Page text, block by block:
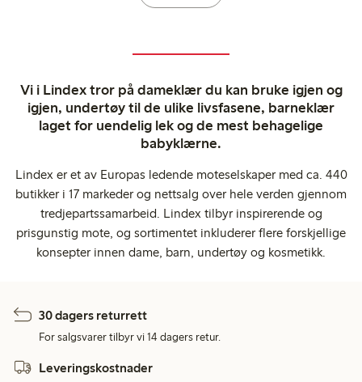
Vi i Lindex tror på dameklær du kan bruke igjen og
igjen, undertøy til de ulike livsfasene, barneklær
laget for uendelig lek og de mest behagelige
babyklærne.
Lindex er et av Europas ledende moteselskaper med ca. 440
butikker i 17 markeder og nettsalg over hele verden gjennom
tredjepartssamarbeid. Lindex tilbyr inspirerende og
prisgunstig mote, og sortimentet inkluderer flere forskjellige
konsepter innen dame, barn, undertøy og kosmetikk.
30 dagers returrett
For salgsvarer tilbyr vi 14 dagers retur.
Leveringskostnader